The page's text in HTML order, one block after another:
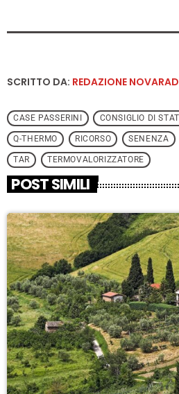
SCRITTO DA: REDAZIONE
CASE PASSERINI CONSIGLIO DI
Q-THERMO RICORSO SENENZA
TAR TERMOVALORIZZATORE
POST SIMILI